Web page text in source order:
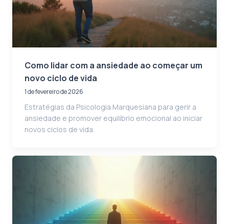
Como lidar com a ansiedade ao começar um
novo ciclo de vida
1 de fevereiro de 2026
Estratégias da Psicologia Marquesiana para gerir a
ansiedade e promover equilíbrio emocional ao iniciar
novos ciclos de vida.